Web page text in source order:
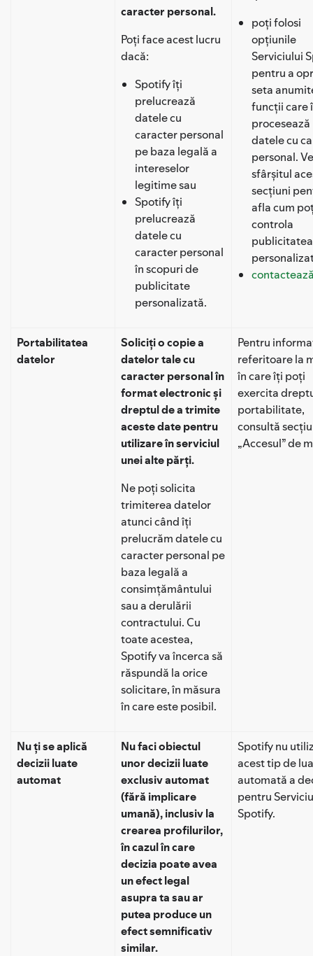
caracter personal.
Poți face acest lucru
dacă:
Spotify îți
prelucrează
datele cu
caracter personal
pe baza legală a
intereselor
legitime sau
Spotify îți
prelucrează
datele cu
caracter personal
în scopuri de
publicitate
personalizată.
poți folosi
opțiunile
Serviciului
pentru a
seta
funcții care
procesează
datele cu
personal.
sfârșitul
secțiuni
afla cum
controla
publicitatea
Portabilitatea
datelor
Soliciți o copie a
datelor tale cu
caracter personal în
format electronic și
dreptul de a trimite
aceste date pentru
utilizare în serviciul
unei alte părți.
Ne poți solicita
trimiterea datelor
atunci când îți
prelucrăm datele cu
caracter personal pe
baza legală a
consimțământului
sau a derulării
contractului. Cu
toate acestea,
Spotify va încerca să
răspundă la orice
solicitare, în măsura
în care este posibil.
Pentru
referitoare la
în care îți poți
exercita
portabilitate,
consultă
„Accesul” de
Nu ți se aplică
decizii luate
automat
Nu faci obiectul
unor decizii luate
exclusiv automat
(fără implicare
umană), inclusiv la
crearea profilurilor,
în cazul în care
decizia poate avea
un efect legal
asupra ta sau ar
putea produce un
efect semnificativ
similar.
Spotify nu
acest tip de
automată a
pentru
Spotify.